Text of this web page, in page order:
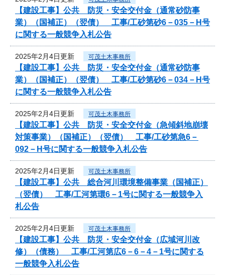
【建設工事】公共 防災・安全交付金（通常砂防事
業）（国補正）（翌債） 工事/工砂第砂6－035－H号
に関する一般競争入札公告
2025年2月4日更新 可茂土木事務所
【建設工事】公共 防災・安全交付金（通常砂防事
業）（国補正）（翌債） 工事/工砂第砂6－034－H号
に関する一般競争入札公告
2025年2月4日更新 可茂土木事務所
【建設工事】公共 防災・安全交付金（急傾斜地崩壊
対策事業）（国補正）（翌債） 工事/工砂第急6－
092－H号に関する一般競争入札公告
2025年2月4日更新 可茂土木事務所
【建設工事】公共 総合河川環境整備事業（国補正）
（翌債） 工事/工河第環6－1号に関する一般競争入
札公告
2025年2月4日更新 可茂土木事務所
【建設工事】公共 防災・安全交付金（広域河川改
修）（債務） 工事/工河第広6－6－4－1号に関する
一般競争入札公告